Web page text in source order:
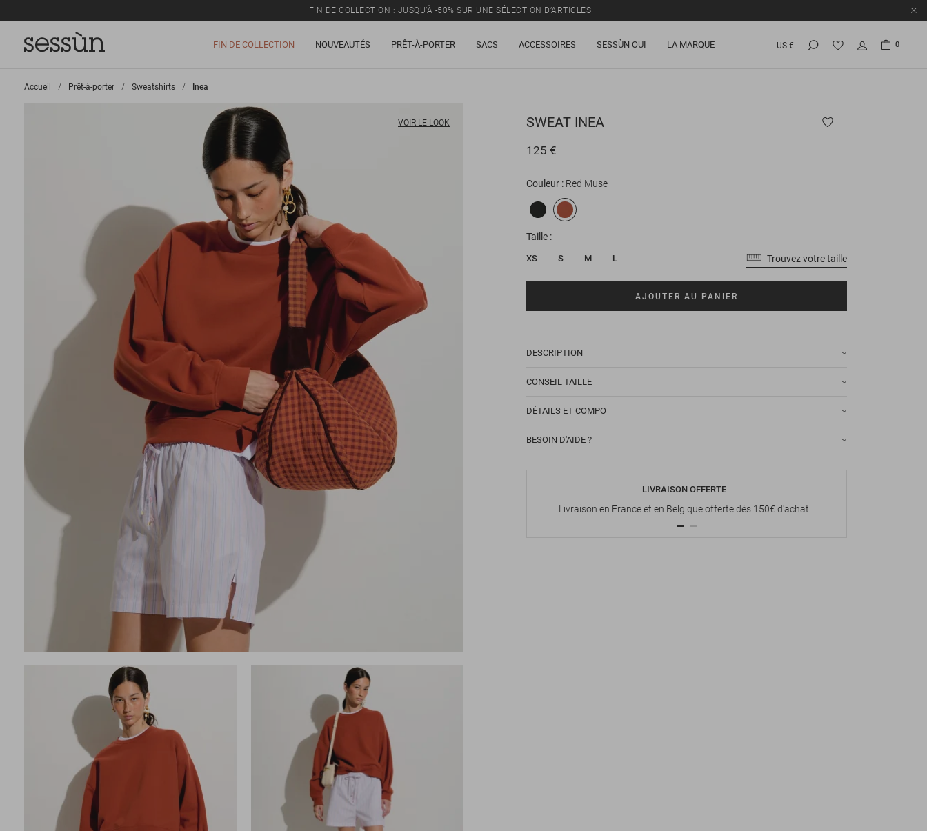
FIN DE COLLECTION : JUSQU’À -50% SUR UNE SÉLECTION D’ARTICLES
FIN DE COLLECTION NOUVEAUTÉS PRÊT-À-PORTER SACS ACCESSOIRES SESSÙN OUI LA MARQUE US € 0
Accueil >
Prêt-à-porter >
Sweatshirts >
Inea
VOIR LE LOOK SWEAT INEA
125 €
Couleur Red Muse
Taille
XS S M L Trouvez votre taille
AJOUTER AU PANIER
DESCRIPTION
CONSEIL TAILLE
DÉTAILS ET COMPO
BESOIN D'AIDE ?
LIVRAISON OFFERTE
Livraison en France et en Belgique offerte dès 150€ d'achat